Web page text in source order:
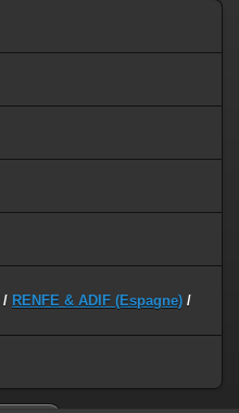
/ RENFE & ADIF (Espagne) /